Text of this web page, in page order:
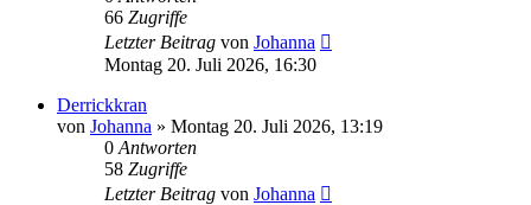
66 Zugriffe
Letzter Beitrag von Johanna
Montag 20. Juli 2026, 16:30
Derrickkran
von Johanna » Montag 20. Juli 2026, 13:19
0 Antworten
58 Zugriffe
Letzter Beitrag von Johanna